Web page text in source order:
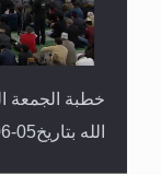
خطبة الجمعة
الله بتاريخ05-06-2026